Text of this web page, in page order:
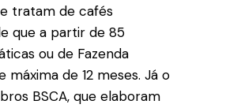
tratam de cafés
que a partir de 85
ou de Fazenda
de 12 meses. Já o
BSCA, que elaboram